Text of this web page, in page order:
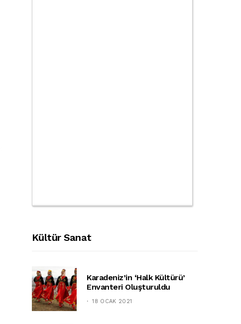
Kültür Sanat
Karadeniz’in ‘halk Kültürü’
Envanteri Oluşturuldu
18 OCAK 2021